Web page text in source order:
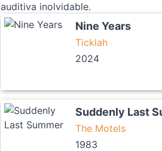
auditiva inolvidable.
Nine Years
Ticklah
2024
Suddenly Last
The Motels
1983